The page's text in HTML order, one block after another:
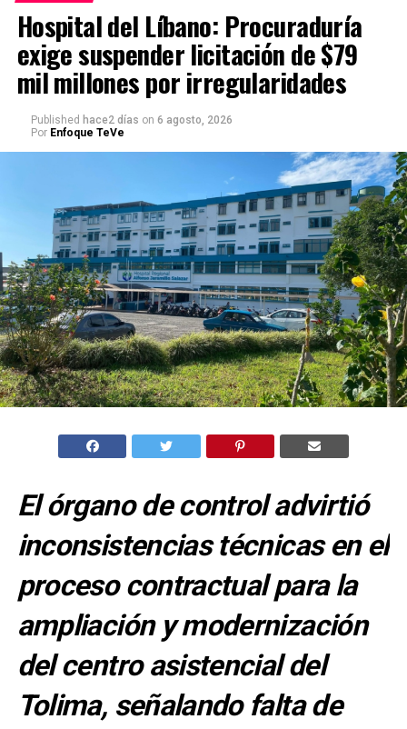
Hospital del Líbano: Procuraduría
exige suspender licitación de $79
mil millones por irregularidades
Published hace2 días on 6 agosto, 2026
Por Enfoque TeVe
El órgano de control advirtió
inconsistencias técnicas en el
proceso contractual para la
ampliación y modernización
del centro asistencial del
Tolima, señalando falta de